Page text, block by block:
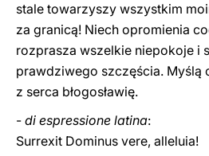
stale towarzyszy wszystkim
za granicą! Niech opromienia
rozprasza wszelkie niepokoje i
prawdziwego szczęścia. Myślą
z serca błogosławię.
- di espressione latina:
Surrexit Dominus vere, alleluia!